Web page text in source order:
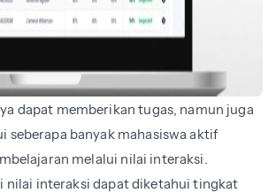
dapat memberikan tugas, namun juga
seberapa banyak mahasiswa aktif
melalui nilai interaksi.
nilai interaksi dapat diketahui tingkat